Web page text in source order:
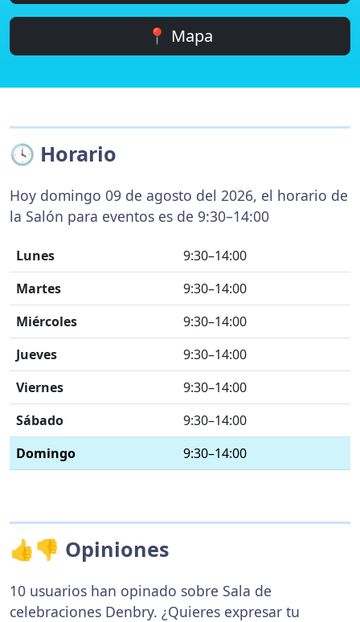
📍 Mapa
🕓 Horario
Hoy domingo 09 de agosto del 2026, el horario de
la Salón para eventos es de 9:30–14:00
Lunes
9:30–14:00
Martes
9:30–14:00
Miércoles
9:30–14:00
Jueves
9:30–14:00
Viernes
9:30–14:00
Sábado
9:30–14:00
Domingo
9:30–14:00
👍👎 Opiniones
10 usuarios han opinado sobre Sala de
celebraciones Denbry. ¿Quieres expresar tu